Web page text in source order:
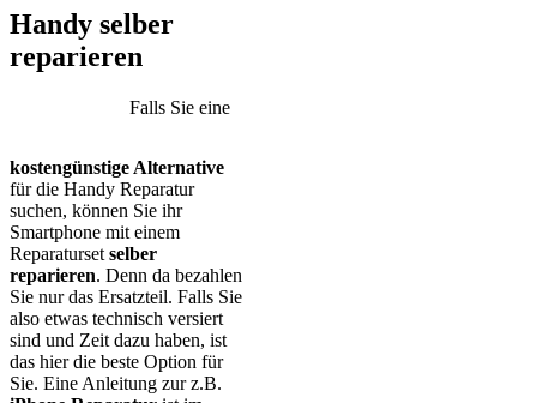
Handy selber
reparieren
Falls Sie eine
kostengünstige Alternative
für die Handy Reparatur
suchen, können Sie ihr
Smartphone mit einem
Reparaturset selber
reparieren. Denn da bezahlen
Sie nur das Ersatzteil. Falls Sie
also etwas technisch versiert
sind und Zeit dazu haben, ist
das hier die beste Option für
Sie. Eine Anleitung zur z.B.